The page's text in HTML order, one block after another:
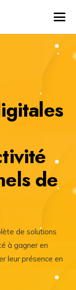
de
de solutions
à gagner en
leur présence en